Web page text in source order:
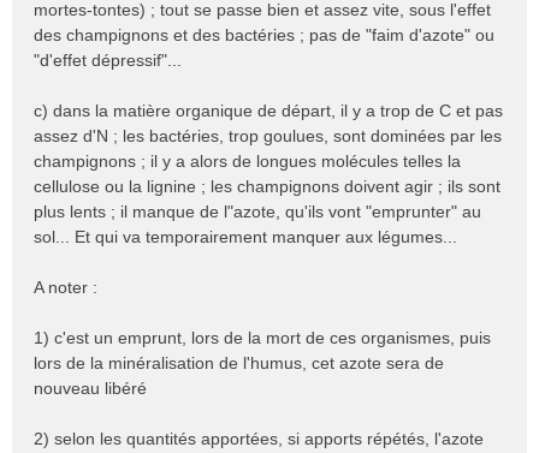
mortes-tontes) ; tout se passe bien et assez vite, sous l'effet
des champignons et des bactéries ; pas de "faim d'azote" ou
"d'effet dépressif"...
c) dans la matière organique de départ, il y a trop de C et pas
assez d'N ; les bactéries, trop goulues, sont dominées par les
champignons ; il y a alors de longues molécules telles la
cellulose ou la lignine ; les champignons doivent agir ; ils sont
plus lents ; il manque de l"azote, qu'ils vont "emprunter" au
sol... Et qui va temporairement manquer aux légumes...
A noter :
1) c'est un emprunt, lors de la mort de ces organismes, puis
lors de la minéralisation de l'humus, cet azote sera de
nouveau libéré
2) selon les quantités apportées, si apports répétés, l'azote